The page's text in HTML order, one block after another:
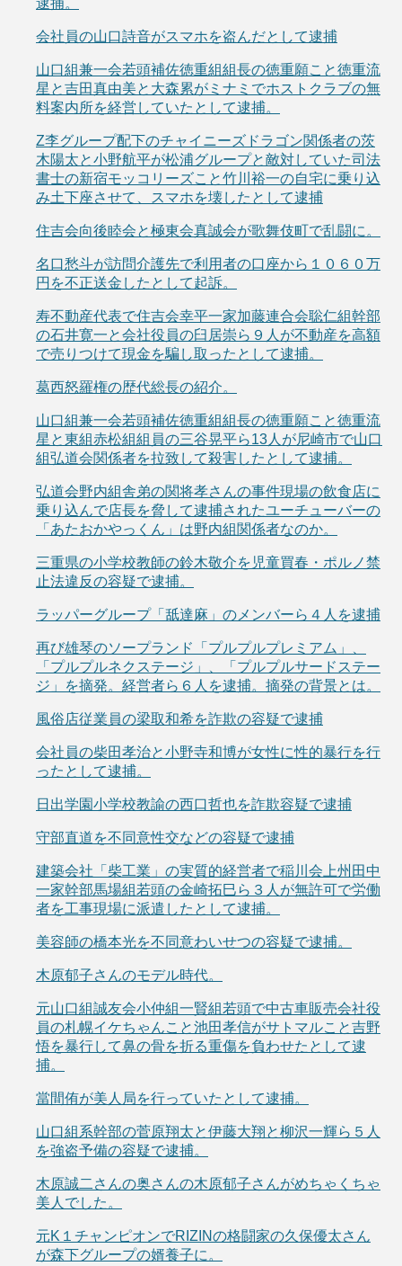
逮捕。
会社員の山口詩音がスマホを盗んだとして逮捕
山口組兼一会若頭補佐徳重組組長の徳重願こと徳重流
星と吉田真由美と大森累がミナミでホストクラブの無
料案内所を経営していたとして逮捕。
Z李グループ配下のチャイニーズドラゴン関係者の茨
木陽太と小野航平が松浦グループと敵対していた司法
書士の新宿モッコリーズこと竹川裕一の自宅に乗り込
み土下座させて、スマホを壊したとして逮捕
住吉会向後睦会と極東会真誠会が歌舞伎町で乱闘に。
名口愁斗が訪問介護先で利用者の口座から１０６０万
円を不正送金したとして起訴。
寿不動産代表で住吉会幸平一家加藤連合会聡仁組幹部
の石井寛一と会社役員の臼居崇ら９人が不動産を高額
で売りつけて現金を騙し取ったとして逮捕。
葛西怒羅権の歴代総長の紹介。
山口組兼一会若頭補佐徳重組組長の徳重願こと徳重流
星と東組赤松組組員の三谷晃平ら13人が尼崎市で山口
組弘道会関係者を拉致して殺害したとして逮捕。
弘道会野内組舎弟の関将孝さんの事件現場の飲食店に
乗り込んで店長を脅して逮捕されたユーチューバーの
「あたおかやっくん」は野内組関係者なのか。
三重県の小学校教師の鈴木敬介を児童買春・ポルノ禁
止法違反の容疑で逮捕。
ラッパーグループ「舐達麻」のメンバーら４人を逮捕
再び雄琴のソープランド「プルプルプレミアム」、
「プルプルネクステージ」、「プルプルサードステー
ジ」を摘発。経営者ら６人を逮捕。摘発の背景とは。
風俗店従業員の梁取和希を詐欺の容疑で逮捕
会社員の柴田孝治と小野寺和博が女性に性的暴行を行
ったとして逮捕。
日出学園小学校教諭の西口哲也を詐欺容疑で逮捕
守部直道を不同意性交などの容疑で逮捕
建築会社「柴工業」の実質的経営者で稲川会上州田中
一家幹部馬場組若頭の金崎拓巳ら３人が無許可で労働
者を工事現場に派遣したとして逮捕。
美容師の橋本光を不同意わいせつの容疑で逮捕。
木原郁子さんのモデル時代。
元山口組誠友会小仲組一賢組若頭で中古車販売会社役
員の札幌イケちゃんこと池田孝信がサトマルこと吉野
悟を暴行して鼻の骨を折る重傷を負わせたとして逮
捕。
當間侑が美人局を行っていたとして逮捕。
山口組系幹部の菅原翔太と伊藤大翔と柳沢一輝ら５人
を強盗予備の容疑で逮捕。
木原誠二さんの奥さんの木原郁子さんがめちゃくちゃ
美人でした。
元K１チャンピオンでRIZINの格闘家の久保優太さん
が森下グループの婿養子に。